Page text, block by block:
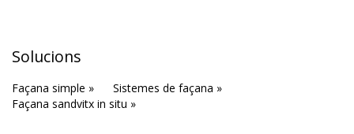
Solucions
Façana simple »
Sistemes de façana »
Façana sandvitx in situ »